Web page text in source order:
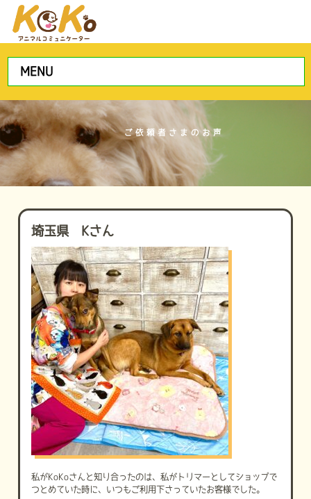
MENU
ご依頼者さまのお声
埼玉県 Kさん
私がKoKoさんと知り合ったのは、私がトリマーとしてショップで
つとめていた時に、いつもご利用下さっていたお客様でした。